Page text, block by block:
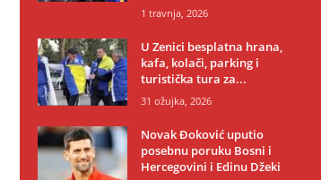
1 travnja, 2026
U Zenici besplatna hrana,
kafa, kolači, parking i
turistička tura za...
31 ožujka, 2026
Novak Đoković uputio
posebnu poruku Bosni i
Hercegovini i Edinu Džeki